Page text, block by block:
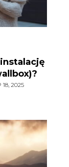
18, 2025